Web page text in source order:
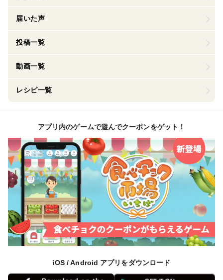
届いた声
投稿一覧
動画一覧
レシピ一覧
アプリ内のゲームで遊んでクーポンをゲット！
iOS / Android アプリをダウンロード